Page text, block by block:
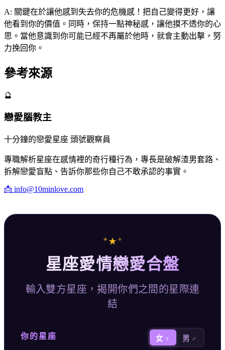
A: 關鍵在於讓他感到失去你的危機感！把自己變得更好，讓
他看到你的價值。同時，保持一點神秘感，讓他摸不透你的心
思。當他意識到你可能已經不再屬於他時，就會主動出擊，努
力挽回你。
參考來源
🔮
戀愛腦教主
十分鐘的戀愛星座 頭號觀察員
專職解析星座在感情裡的奇行種行為，專長是破解渣男套路、
拆解戀愛盲點、告訴你那些你自己不敢承認的事實。
📩 info@10minlove.com
✦ ★ ✦
星座愛情戀愛合盤
輸入雙方星座，揭開你們之間的星際連
結
你的星座 女 ♀ 男 ♂